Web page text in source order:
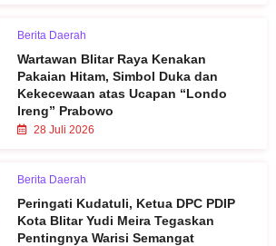
Berita Daerah
Wartawan Blitar Raya Kenakan
Pakaian Hitam, Simbol Duka dan
Kekecewaan atas Ucapan “Londo
Ireng” Prabowo
28 Juli 2026
Berita Daerah
Peringati Kudatuli, Ketua DPC PDIP
Kota Blitar Yudi Meira Tegaskan
Pentingnya Warisi Semangat